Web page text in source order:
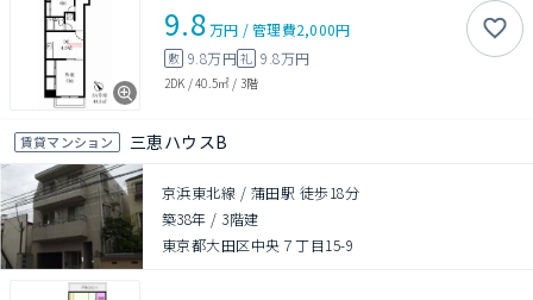
9.8万円 /管理費2,000円
敷 9.8万円礼 9.8万円
2DK /40.5㎡ / 3階
賃貸マンション 三恵ハウスB
京浜東北線 / 蒲田駅 徒歩18分
築38年 / 3階建
東京都大田区中央７丁目15-9